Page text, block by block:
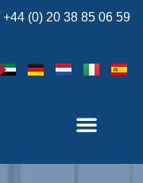
(0) 20 38 85 06 59